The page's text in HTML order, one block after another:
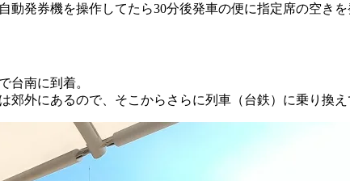
動発券機を操作してたら30分後発車の便に指定席の空き
台南に到着。
郊外にあるので、そこからさらに列車（台鉄）に乗り換え